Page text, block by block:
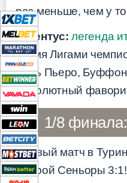
раз меньше, чем у
Ювентус: легенда
двумя Лигами
Дель Пьеро,
Абсолютный
1/8
Первый матч в
Старой Сеньоры